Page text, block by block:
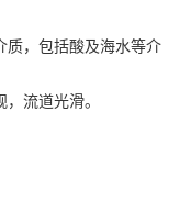
质，包括酸及海水等介
流道光滑。